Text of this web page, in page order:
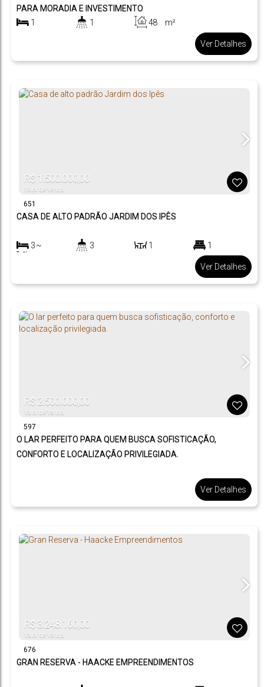
PARA MORADIA E INVESTIMENTO
1
1 48.00 m²
Ver Detalhes
651
R$1.500.000,00
Valor de Venda
CASA DE ALTO PADRÃO JARDIM DOS IPÊS
3 ~
3 1
1
Ver Detalhes
597
R$2.500.000,00
Valor de Venda
O LAR PERFEITO PARA QUEM BUSCA SOFISTICAÇÃO,
CONFORTO E LOCALIZAÇÃO PRIVILEGIADA.
Ver Detalhes
676
R$3.248.160,00
Valor de Venda
GRAN RESERVA - HAACKE EMPREENDIMENTOS